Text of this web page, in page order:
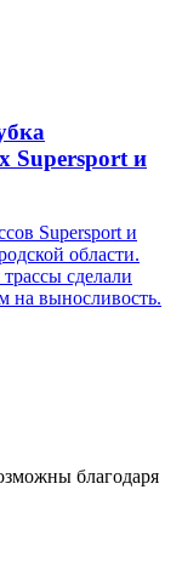
Supersport и
Supersport и
области.
сделали
на выносливость.
благодаря